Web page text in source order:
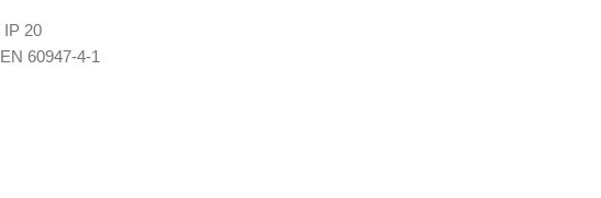
IP 20
EN 60947-4-1